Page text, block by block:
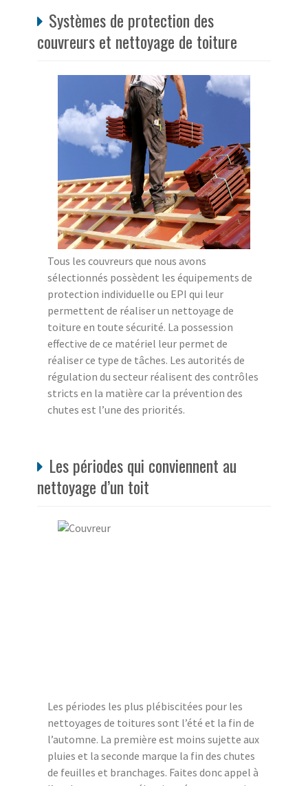
Systèmes de protection des
couvreurs et nettoyage de toiture
Tous les couvreurs que nous avons
sélectionnés possèdent les équipements de
protection individuelle ou EPI qui leur
permettent de réaliser un nettoyage de
toiture en toute sécurité. La possession
effective de ce matériel leur permet de
réaliser ce type de tâches. Les autorités de
régulation du secteur réalisent des contrôles
stricts en la matière car la prévention des
chutes est l’une des priorités.
Les périodes qui conviennent au
nettoyage d’un toit
Les périodes les plus plébiscitées pour les
nettoyages de toitures sont l’été et la fin de
l’automne. La première est moins sujette aux
pluies et la seconde marque la fin des chutes
de feuilles et branchages. Faites donc appel à